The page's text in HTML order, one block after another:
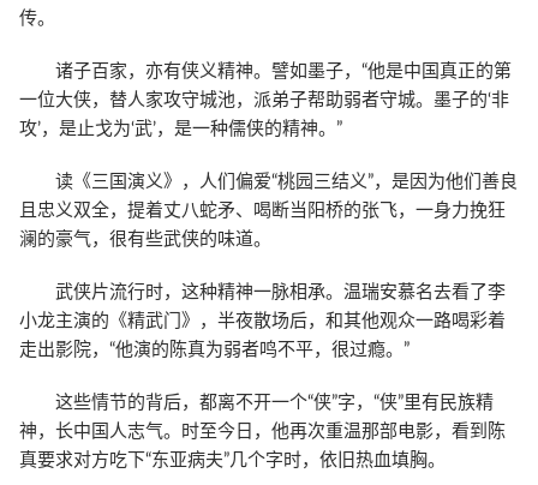
传。
诸子百家，亦有侠义精神。譬如墨子，“他是中国真正的第
一位大侠，替人家攻守城池，派弟子帮助弱者守城。墨子的‘非
攻’，是止戈为‘武’，是一种儒侠的精神。”
读《三国演义》，人们偏爱“桃园三结义”，是因为他们善良
且忠义双全，提着丈八蛇矛、喝断当阳桥的张飞，一身力挽狂
澜的豪气，很有些武侠的味道。
武侠片流行时，这种精神一脉相承。温瑞安慕名去看了李
小龙主演的《精武门》，半夜散场后，和其他观众一路喝彩着
走出影院，“他演的陈真为弱者鸣不平，很过瘾。”
这些情节的背后，都离不开一个“侠”字，“侠”里有民族精
神，长中国人志气。时至今日，他再次重温那部电影，看到陈
真要求对方吃下“东亚病夫”几个字时，依旧热血填胸。